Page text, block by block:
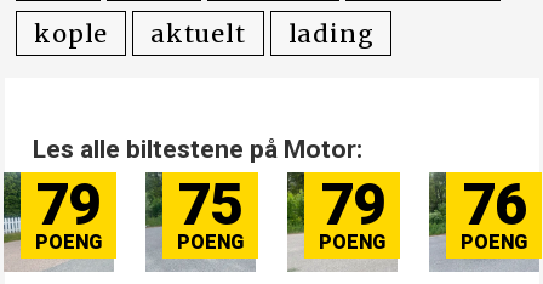
kople
aktuelt lading
Les alle biltestene på Motor:
79 75 79 76